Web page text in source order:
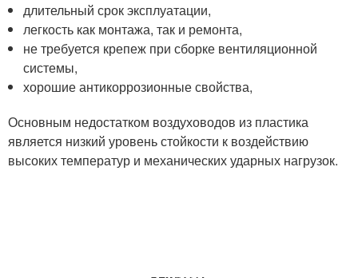
длительный срок эксплуатации,
легкость как монтажа, так и ремонта,
не требуется крепеж при сборке вентиляционной
системы,
хорошие антикоррозионные свойства,
Основным недостатком воздуховодов из пластика
является низкий уровень стойкости к воздействию
высоких температур и механических ударных нагрузок.